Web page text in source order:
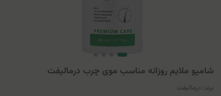
شامپو ملایم روزانه مناسب موی چرب درمالیفت
برند: درمالیفت